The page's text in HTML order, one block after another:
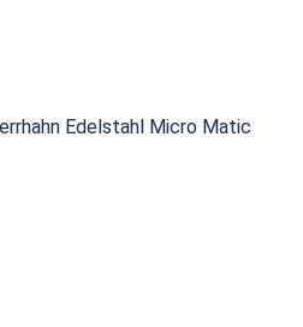
Edelstahl Micro Matic